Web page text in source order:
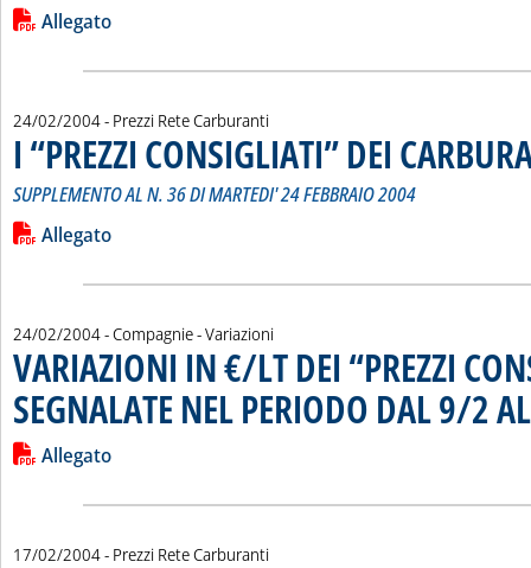
Leggi tutta la notizia: 'L'ANDAMENTO DEI “MARGINI” DEI
Lista allegati PDF alla notizia
Allegato
24/02/2004- Prezzi Rete Carburanti
I “PREZZI CONSIGLIATI” DEI
SUPPLEMENTO AL N. 36 DI MARTEDI' 24 FEBBRAIO 2004
Leggi tutta la notizia: 'I “PREZZI CONSIGLIATI” DEI
Lista allegati PDF alla notizia
Allegato
24/02/2004- Compagnie - Variazioni
VARIAZIONI IN €/LT DEI “PREZZI
SEGNALATE NEL PERIODO DAL 9/2
Leggi tutta la notizia: 'VARIAZIONI IN €/LT DEI “PREZZI
Lista allegati PDF alla notizia
Allegato
17/02/2004- Prezzi Rete Carburanti